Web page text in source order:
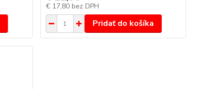
€ 17,80 bez DPH
Pridať do košíka